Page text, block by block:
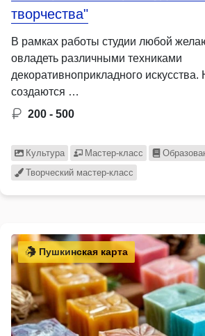
творчества"
В рамках работы студии любой
овладеть различными техниками
декоративноприкладного искусства.
создаются …
200 - 500
Культура Мастер-класс
Творческий мастер-класс
Пушкинская карта